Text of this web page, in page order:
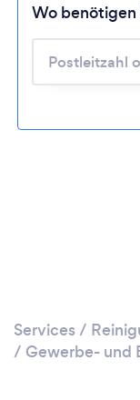
Wo benötigen
Services /
/ Gewerbe- und